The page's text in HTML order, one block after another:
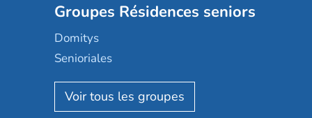
Groupes Résidences seniors
Domitys
Senioriales
Nohée
Les Résidentiels